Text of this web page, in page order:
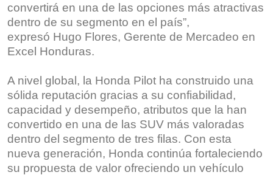
convertirá en una de las opciones más atractivas
dentro de su segmento en el país”,
expresó Hugo Flores, Gerente de Mercadeo en
Excel Honduras.
A nivel global, la Honda Pilot ha construido una
sólida reputación gracias a su confiabilidad,
capacidad y desempeño, atributos que la han
convertido en una de las SUV más valoradas
dentro del segmento de tres filas. Con esta
nueva generación, Honda continúa fortaleciendo
su propuesta de valor ofreciendo un vehículo